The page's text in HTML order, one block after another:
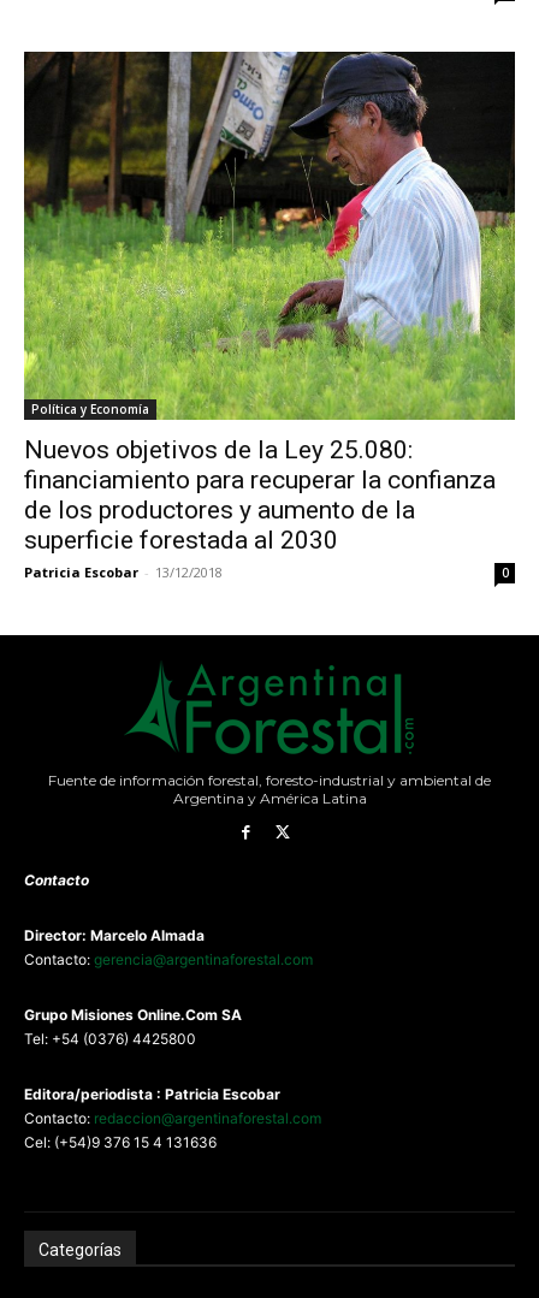
Política y Economía
Nuevos objetivos de la Ley 25.080:
financiamiento para recuperar la confianza
de los productores y aumento de la
superficie forestada al 2030
Patricia Escobar - 13/12/2018 0
Fuente de información forestal, foresto-industrial y ambiental de
Argentina y América Latina
Contacto
Director: Marcelo Almada
Contacto: gerencia@argentinaforestal.com
Grupo Misiones Online.Com SA
Tel: +54 (0376) 4425800
Editora/periodista : Patricia Escobar
Contacto: redaccion@argentinaforestal.com
Cel: (+54)9 376 15 4 131636
Categorías